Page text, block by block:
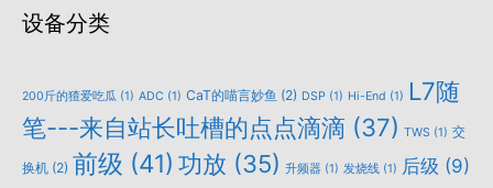
设备分类
200斤的猹爱吃瓜 (1) ADC (1) CaT的喵言妙鱼 (2) DSP (1) Hi-End (1) L7随
笔---来自站长吐槽的点点滴滴 (37) TWS (1) 交
换机 (2) 前级 (41) 功放 (35) 升频器 (1) 发烧线 (1) 后级 (9)